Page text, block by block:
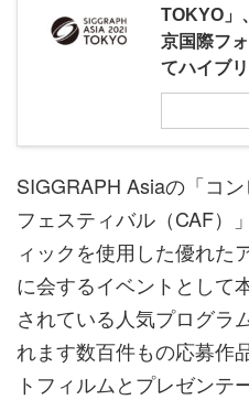
TOKYO」
京国際フ
てハイブ
SIGGRAPH Asiaの「コ
フェスティバル（CAF）
ィックを使用した優れた
に会するイベントとして
されている人気プログラ
れます数百件もの応募作
トフィルムとプレゼンテ